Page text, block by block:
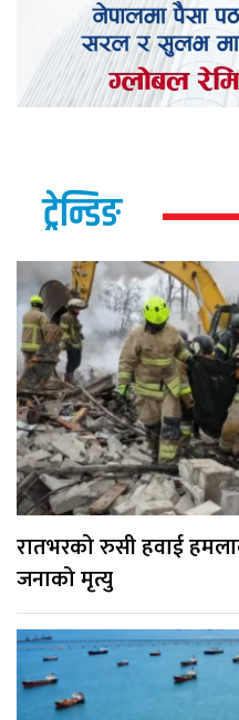
ट्रेन्डिङ
रातभरको रुसी हवाई
जनाको मृत्यु